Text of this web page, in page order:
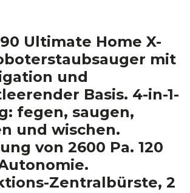
Ultimate Home X-
mit
und
Basis. 4-in-1-
fegen, saugen,
und wischen.
von 2600 Pa. 120
Zentralbürste, 2